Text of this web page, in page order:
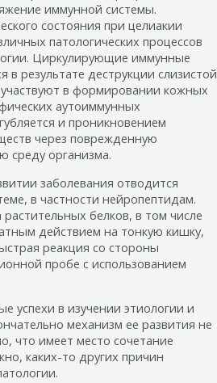
иммунной системы.
состояния при целиакии
патологических процессов
Циркулирующие иммунные
результате деструкции слизистой
в формировании кожных
аутоиммунных
и проникновением
через поврежденную
среду организма.
заболевания отводится
в частности нейропептидам.
белков, в том числе
действием на тонкую кишку,
реакция со стороны
пробе с использованием
успехи в изучении этиологии и
механизм ее развития не
что имеет место сочетание
каких-то других причин